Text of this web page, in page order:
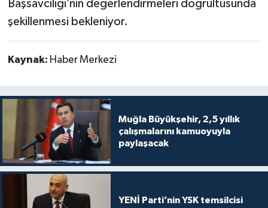
Başsavcılığı’nın değerlendirmeleri doğrultusunda
şekillenmesi bekleniyor.
Kaynak: Haber Merkezi
Muğla Büyükşehir, 2,5 yıllık
çalışmalarını kamuoyuyla
paylaşacak
YENİ Parti’nin YSK temsilcisi